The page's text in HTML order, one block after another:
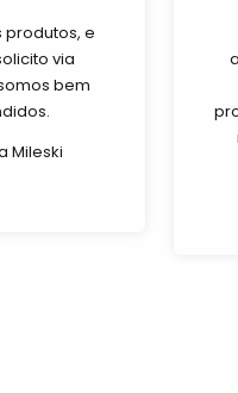
produtos, e
via
bem
Mileski